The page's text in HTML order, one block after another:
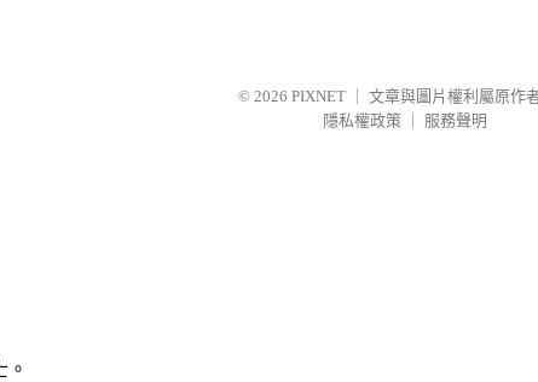
© 2026 PIXNET
文章與圖片權利屬原作
隱私權政策
服務聲明